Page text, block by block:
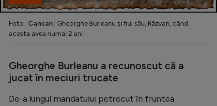
Foto : Cancan | Gheorghe Burleanu și fiul său, Răzvan, când
acesta avea numai 2 ani
Gheorghe Burleanu a recunoscut că a
jucat în meciuri trucate
De-a lungul mandatului petrecut în fruntea